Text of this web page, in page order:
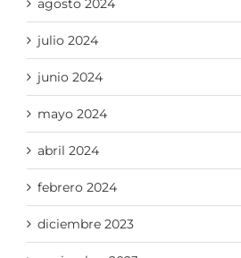
agosto 2024
julio 2024
junio 2024
mayo 2024
abril 2024
febrero 2024
diciembre 2023